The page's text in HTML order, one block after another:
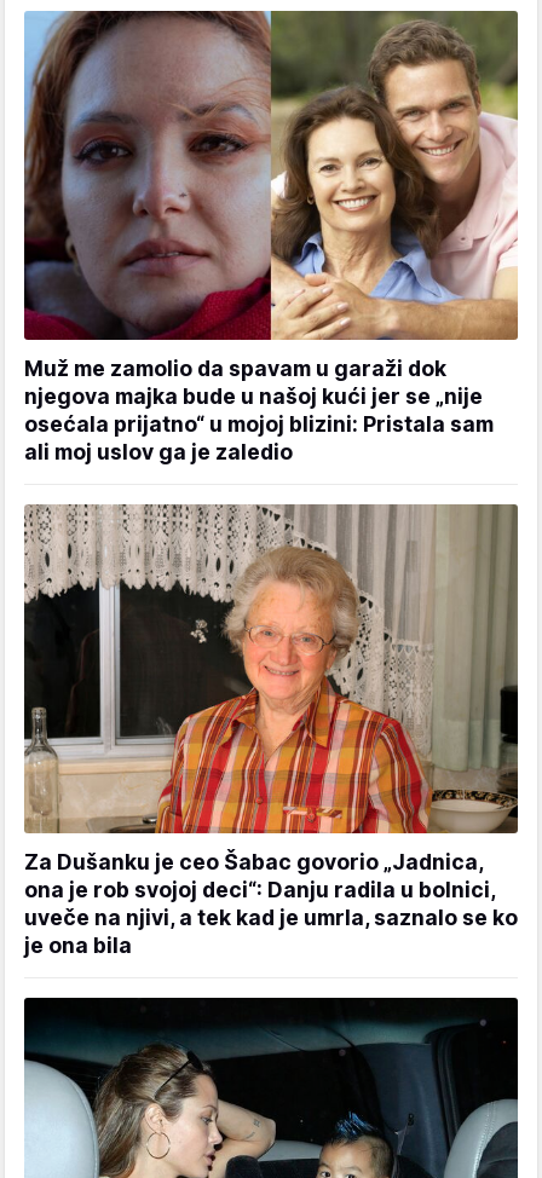
Muž me zamolio da spavam u garaži dok
njegova majka bude u našoj kući jer se „nije
osećala prijatno“ u mojoj blizini: Pristala sam
ali moj uslov ga je zaledio
Za Dušanku je ceo Šabac govorio „Jadnica,
ona je rob svojoj deci“: Danju radila u bolnici,
uveče na njivi, a tek kad je umrla, saznalo se ko
je ona bila